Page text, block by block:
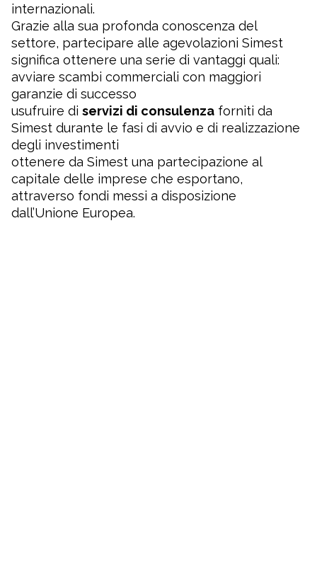
internazionali.
Grazie alla sua profonda conoscenza del
settore, partecipare alle agevolazioni Simest
significa ottenere una serie di vantaggi quali:
avviare scambi commerciali con maggiori
garanzie di successo
usufruire di servizi di consulenza forniti da
Simest durante le fasi di avvio e di realizzazione
degli investimenti
ottenere da Simest una partecipazione al
capitale delle imprese che esportano,
attraverso fondi messi a disposizione
dall’Unione Europea.